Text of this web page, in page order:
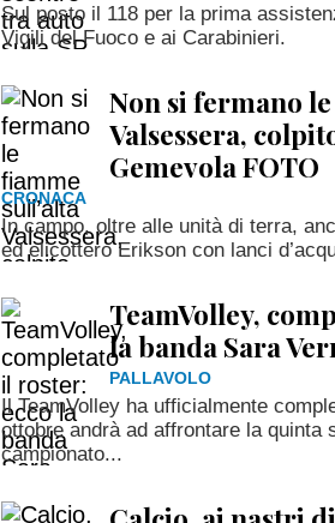
Sul posto il 118 per la prima
Vigili del Fuoco e ai Carabinieri.
Non si fermano
Valsessera,
Gemevola FOTO
CRONACA
In campo, oltre alle unità di terra,
ed elicottero Erikson con lanci
TeamVolley,
la banda Sara
PALLAVOLO
Il TeamVolley ha ufficialmente
ottobre andrà ad affrontare la quinta
campionato...